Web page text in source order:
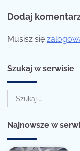
Dodaj
Musisz się
Szukaj w serwisie
Szukaj:
Najnowsze w